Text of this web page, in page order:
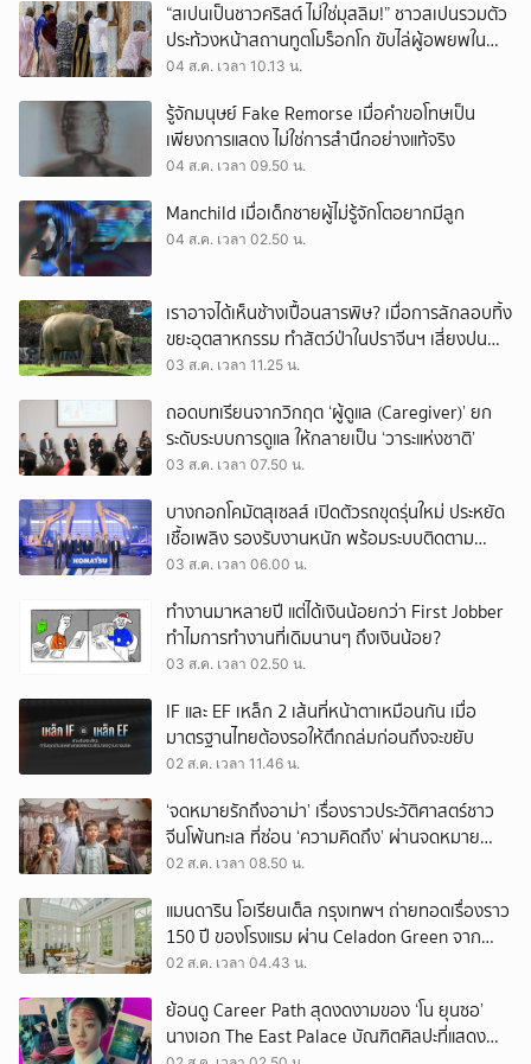
“สเปนเป็นชาวคริสต์ ไม่ใช่มุสลิม!” ชาวสเปนรวมตัว
ประท้วงหน้าสถานทูตโมร็อกโก ขับไล่ผู้อพยพใน
เมืองเซวตาออกนอกประเทศ
04 ส.ค. เวลา 10.13 น.
รู้จักมนุษย์ Fake Remorse เมื่อคำขอโทษเป็น
เพียงการแสดง ไม่ใช่การสำนึกอย่างแท้จริง
04 ส.ค. เวลา 09.50 น.
Manchild เมื่อเด็กชายผู้ไม่รู้จักโตอยากมีลูก
04 ส.ค. เวลา 02.50 น.
เราอาจได้เห็นช้างเปื้อนสารพิษ? เมื่อการลักลอบทิ้ง
ขยะอุตสาหกรรม ทำสัตว์ป่าในปราจีนฯ เสี่ยงปน
เปื้อน
03 ส.ค. เวลา 11.25 น.
ถอดบทเรียนจากวิกฤต ‘ผู้ดูแล (Caregiver)’ ยก
ระดับระบบการดูแล ให้กลายเป็น ‘วาระแห่งชาติ’
03 ส.ค. เวลา 07.50 น.
บางกอกโคมัตสุเซลส์ เปิดตัวรถขุดรุ่นใหม่ ประหยัด
เชื้อเพลิง รองรับงานหนัก พร้อมระบบติดตาม
เครื่องจักรผ่านดาวเทียม
03 ส.ค. เวลา 06.00 น.
ทำงานมาหลายปี แต่ได้เงินน้อยกว่า First Jobber
ทำไมการทำงานที่เดิมนานๆ ถึงเงินน้อย?
03 ส.ค. เวลา 02.50 น.
IF และ EF เหล็ก 2 เส้นที่หน้าตาเหมือนกัน เมื่อ
มาตรฐานไทยต้องรอให้ตึกถล่มก่อนถึงจะขยับ
02 ส.ค. เวลา 11.46 น.
‘จดหมายรักถึงอาม่า’ เรื่องราวประวัติศาสตร์ชาว
จีนโพ้นทะเล ที่ซ่อน ‘ความคิดถึง’ ผ่านจดหมาย
‘โพยก๊วน’
02 ส.ค. เวลา 08.50 น.
แมนดาริน โอเรียนเต็ล กรุงเทพฯ ถ่ายทอดเรื่องราว
150 ปี ของโรงแรม ผ่าน Celadon Green จาก
เครื่องศิลาดล
02 ส.ค. เวลา 04.43 น.
ย้อนดู Career Path สุดงดงามของ ‘โน ยุนซอ’
นางเอก The East Palace บัณฑิตศิลปะที่แสดง